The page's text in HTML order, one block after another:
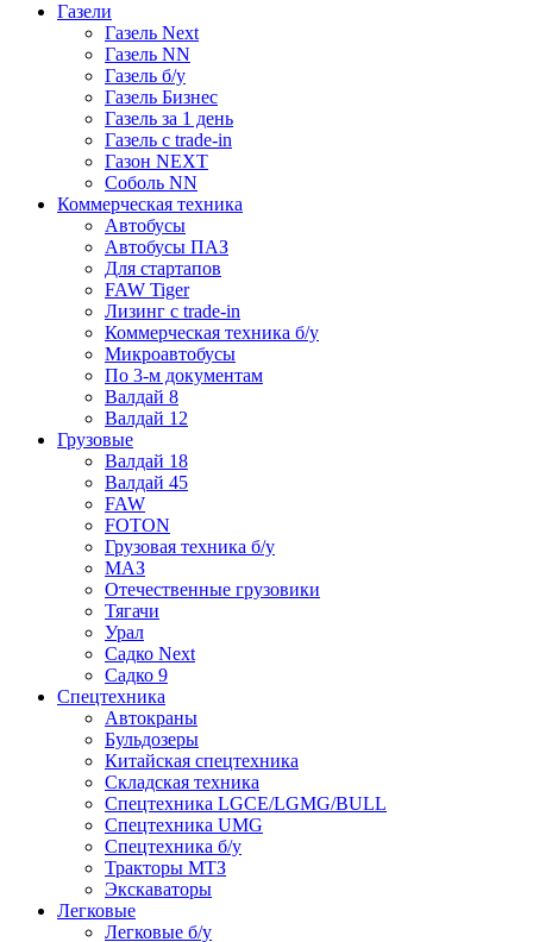
Газели
Газель Next
Газель NN
Газель б/у
Газель Бизнес
Газель за 1 день
Газель с trade-in
Газон NEXT
Соболь NN
Коммерческая техника
Автобусы
Автобусы ПАЗ
Для стартапов
FAW Tiger
Лизинг с trade-in
Коммерческая техника б/у
Микроавтобусы
По 3-м документам
Валдай 8
Валдай 12
Грузовые
Валдай 18
Валдай 45
FAW
FOTON
Грузовая техника б/у
МАЗ
Отечественные грузовики
Тягачи
Урал
Садко Next
Садко 9
Спецтехника
Автокраны
Бульдозеры
Китайская спецтехника
Складская техника
Спецтехника LGCE/LGMG/BULL
Спецтехника UMG
Спецтехника б/у
Тракторы МТЗ
Экскаваторы
Легковые
Легковые б/у